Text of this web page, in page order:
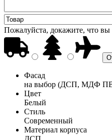
Пожалуйста, докажите, что вы
Фасад
на выбор (ДСП, МДФ
Цвет
Белый
Стиль
Современный
Материал корпуса